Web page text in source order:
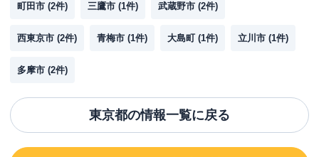
町田市 (2件) 三鷹市 (1件) 武蔵野市 (2件)
西東京市 (2件) 青梅市 (1件) 大島町 (1件) 立川市 (1件)
多摩市 (2件)
東京都の情報一覧に戻る